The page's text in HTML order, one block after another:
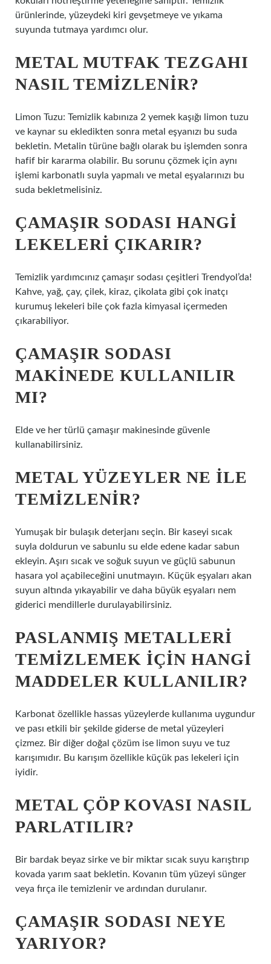
ürünlerinde, yüzeydeki kiri gevşetmeye ve yıkama
suyunda tutmaya yardımcı olur.
METAL MUTFAK TEZGAHI
NASIL TEMIZLENIR?
Limon Tuzu: Temizlik kabınıza 2 yemek kaşığı limon tuzu
ve kaynar su ekledikten sonra metal eşyanızı bu suda
bekletin. Metalin türüne bağlı olarak bu işlemden sonra
hafif bir kararma olabilir. Bu sorunu çözmek için aynı
işlemi karbonatlı suyla yapmalı ve metal eşyalarınızı bu
suda bekletmelisiniz.
ÇAMAŞIR SODASI HANGI
LEKELERI ÇIKARIR?
Temizlik yardımcınız çamaşır sodası çeşitleri Trendyol’da!
Kahve, yağ, çay, çilek, kiraz, çikolata gibi çok inatçı
kurumuş lekeleri bile çok fazla kimyasal içermeden
çıkarabiliyor.
ÇAMAŞIR SODASI
MAKINEDE KULLANILIR
MI?
Elde ve her türlü çamaşır makinesinde güvenle
kullanabilirsiniz.
METAL YÜZEYLER NE ILE
TEMIZLENIR?
Yumuşak bir bulaşık deterjanı seçin. Bir kaseyi sıcak
suyla doldurun ve sabunlu su elde edene kadar sabun
ekleyin. Aşırı sıcak ve soğuk suyun ve güçlü sabunun
hasara yol açabileceğini unutmayın. Küçük eşyaları akan
suyun altında yıkayabilir ve daha büyük eşyaları nem
giderici mendillerle durulayabilirsiniz.
PASLANMIŞ METALLERI
TEMIZLEMEK IÇIN HANGI
MADDELER KULLANILIR?
Karbonat özellikle hassas yüzeylerde kullanıma uygundur
ve pası etkili bir şekilde giderse de metal yüzeyleri
çizmez. Bir diğer doğal çözüm ise limon suyu ve tuz
karışımıdır. Bu karışım özellikle küçük pas lekeleri için
iyidir.
METAL ÇÖP KOVASI NASIL
PARLATILIR?
Bir bardak beyaz sirke ve bir miktar sıcak suyu karıştırıp
kovada yarım saat bekletin. Kovanın tüm yüzeyi sünger
veya fırça ile temizlenir ve ardından durulanır.
ÇAMAŞIR SODASI NEYE
YARIYOR?